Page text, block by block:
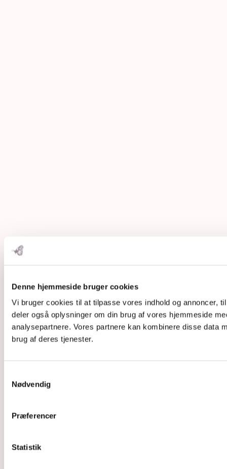
Denne hjemmeside bruger cookies
Vi bruger cookies til at tilpasse vores indhold og annoncer,
deler også oplysninger om din brug af vores hjemmeside
analysepartnere. Vores partnere kan kombinere disse data
brug af deres tjenester.
Nødvendig
Præferencer
Statistik